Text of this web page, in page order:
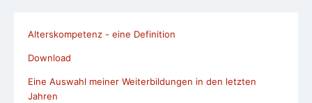
Alterskompetenz - eine Definition
Download
Eine Auswahl meiner Weiterbildungen in den letzten
Jahren